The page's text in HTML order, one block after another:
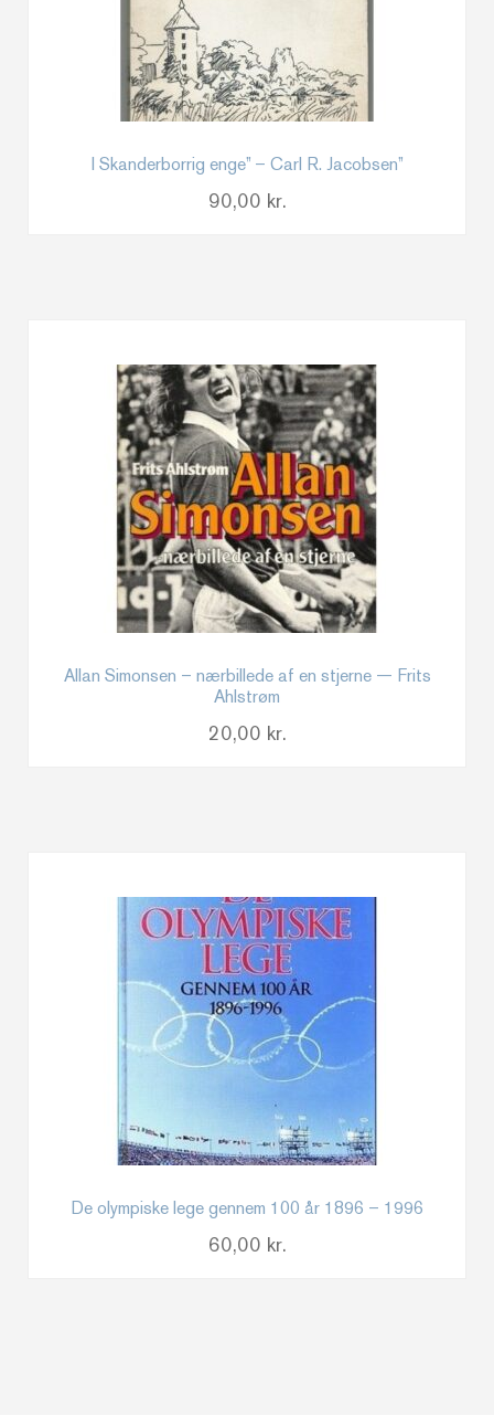
I Skanderborrig enge” – Carl R. Jacobsen”
90,00 kr.
Allan Simonsen – nærbillede af en stjerne — Frits
Ahlstrøm
20,00 kr.
De olympiske lege gennem 100 år 1896 – 1996
60,00 kr.